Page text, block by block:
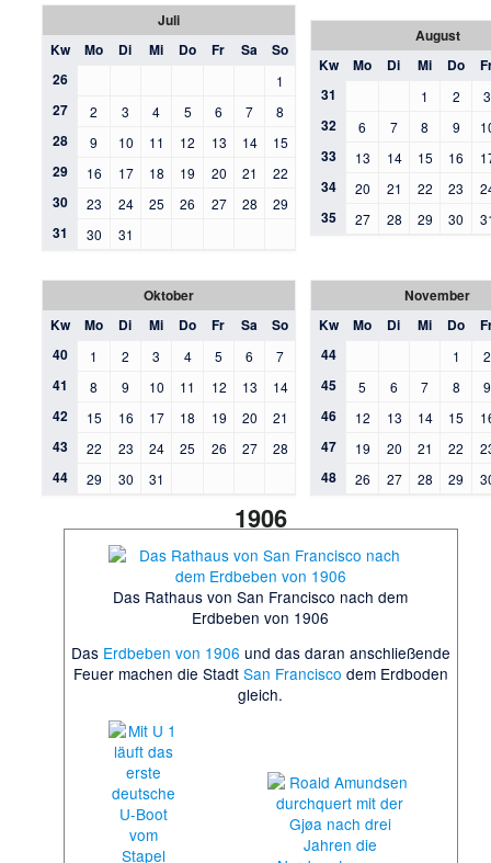
Juli
Kw
Mo Di Mi Do Fr Sa
So
26
1
27 2 3 4 5 6 7 8
28 9 10 11 12 13 14 15
29 16 17 18 19 20 21 22
30 23 24 25 26 27 28 29
31 30 31
August
Kw
Mo Di Mi Do
31
1 2 3
32 6 7 8 9
33 13 14 15 16
34 20 21 22 23
35 27 28 29 30
Oktober
Kw
Mo Di Mi Do Fr Sa
So
40
1 2 3 4 5 6 7
41 8 9 10 11 12 13 14
42 15 16 17 18 19 20 21
43 22 23 24 25 26 27 28
44 29 30 31
November
Kw
Mo Di Mi Do
44
1 2
45 5 6 7 8 9
46 12 13 14 15
47 19 20 21 22
48 26 27 28 29
1906
Das Rathaus von San Francisco nach dem
Erdbeben von 1906
Das Erdbeben von 1906 und das daran anschließende
Feuer machen die Stadt San Francisco dem Erdboden
gleich.